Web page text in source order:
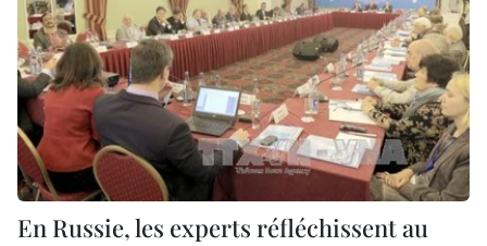
En Russie, les experts réfléchissent au